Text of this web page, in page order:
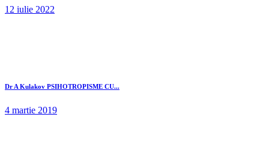
12 iulie 2022
Dr A Kulakov PSIHOTROPISME CU...
4 martie 2019